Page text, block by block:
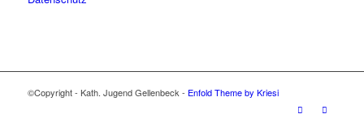
©Copyright - Kath. Jugend Gellenbeck - Enfold Theme by Kriesi